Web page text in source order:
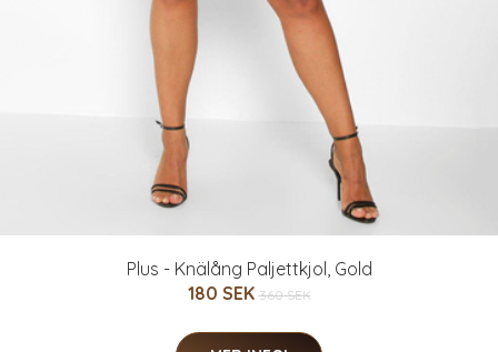
Plus - Knälång Paljettkjol, Gold
180 SEK 360 SEK